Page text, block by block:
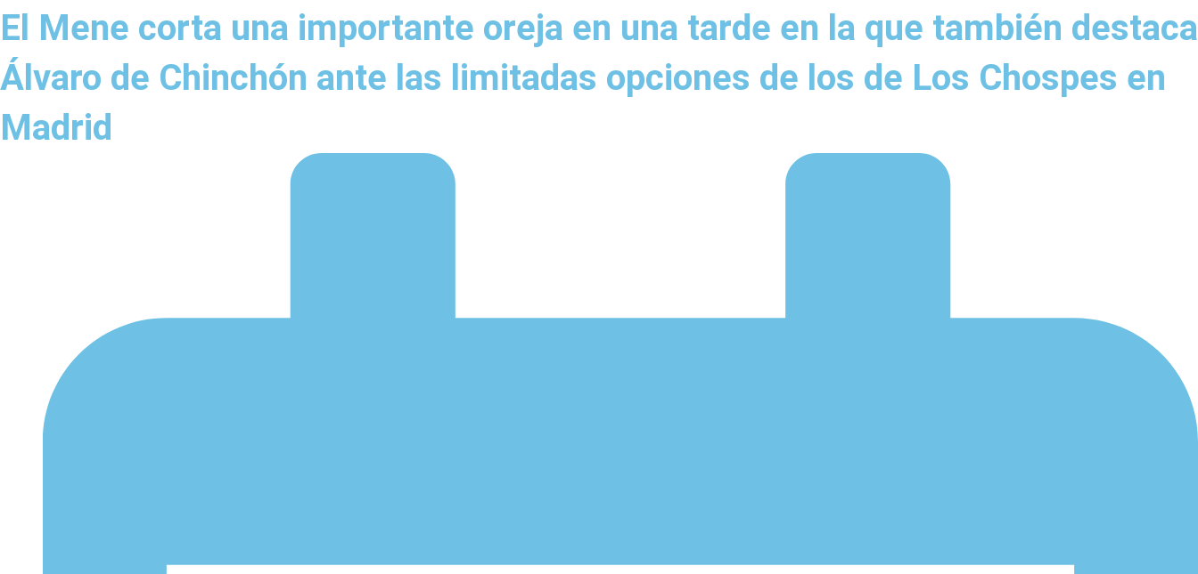
El Mene corta una importante oreja en una tarde en la que también destaca
Álvaro de Chinchón ante las limitadas opciones de los de Los Chospes en
Madrid